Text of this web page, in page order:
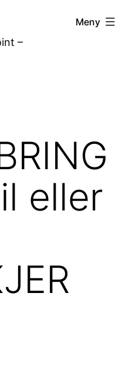
–
Meny
eller